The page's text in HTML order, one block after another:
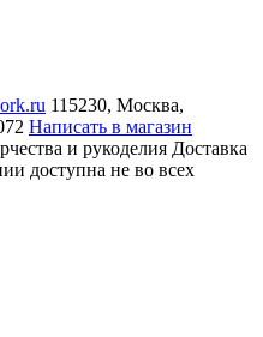
115230, Москва,
Написать в магазин
и рукоделия Доставка
доступна не во всех